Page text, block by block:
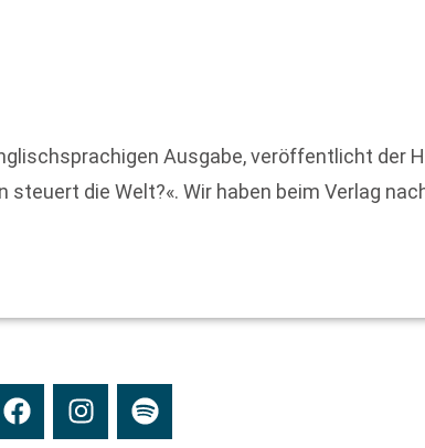
Ausgabe, veröffentlicht der
steuert die Welt?«. Wir haben beim Verlag